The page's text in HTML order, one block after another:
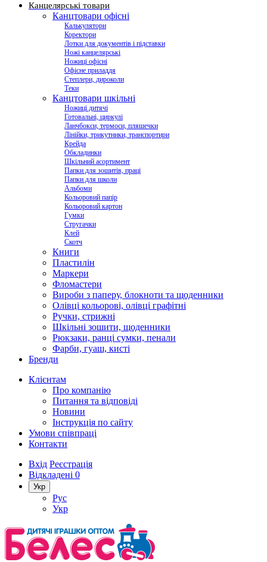
Канцелярські товари
Канцтовари офісні
Калькулятори
Коректори
Лотки для документів і підставки
Ножі канцелярські
Ножиці офісні
Офісне приладдя
Степлери, дироколи
Теки
Канцтовари шкільні
Ножиці дитячі
Готовальні, циркулі
Ланчбокси, термоси, пляшечки
Лінійки, трикутники, транспортири
Крейда
Обкладинки
Шкільний асортимент
Папки для зошитів, праці
Папки для школи
Альбоми
Кольоровий папір
Кольоровий картон
Гумки
Стругачки
Клей
Скотч
Книги
Пластилін
Маркери
Фломастери
Вироби з паперу, блокноти та щоденники
Олівці кольорові, олівці графітні
Ручки, стрижні
Шкільні зошити, щоденники
Рюкзаки, ранці сумки, пенали
Фарби, гуаш, кисті
Бренди
Клієнтам
Про компанію
Питання та відповіді
Новини
Інструкція по сайту
Умови співпраці
Контакти
Вхід Реєстрація
Відкладені 0
Укр
Рус
Укр